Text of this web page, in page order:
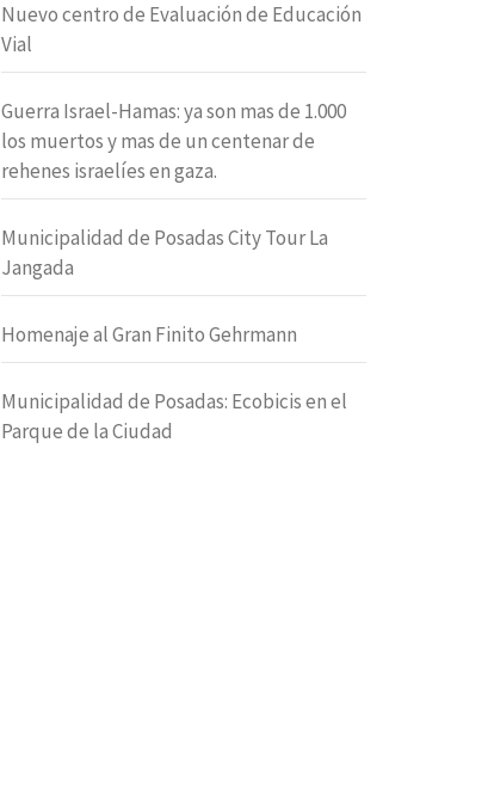
Nuevo centro de Evaluación de Educación
Vial
Guerra Israel-Hamas: ya son mas de 1.000
los muertos y mas de un centenar de
rehenes israelíes en gaza.
Municipalidad de Posadas City Tour La
Jangada
Homenaje al Gran Finito Gehrmann
Municipalidad de Posadas: Ecobicis en el
Parque de la Ciudad